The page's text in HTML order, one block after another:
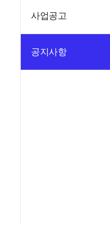
사업공고
공지사항